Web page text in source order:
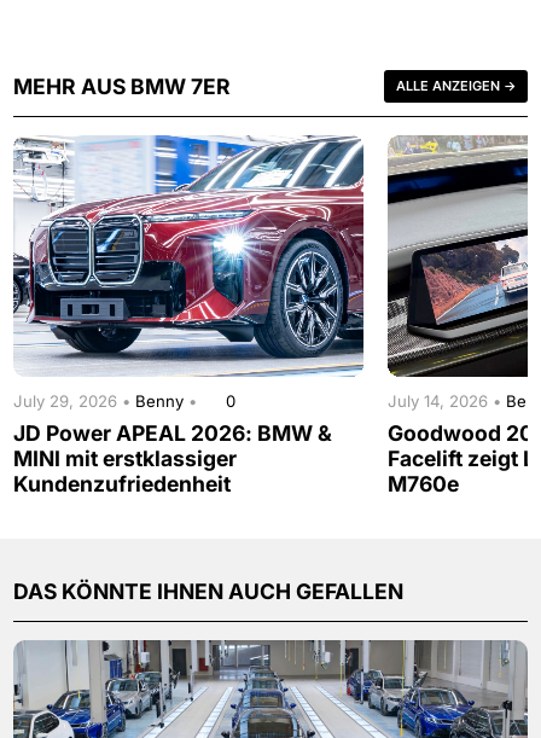
MEHR AUS BMW 7ER ALLE ANZEIGEN →
July 29, 2026 • Benny • 0
JD Power APEAL 2026: BMW &
MINI mit erstklassiger
Kundenzufriedenheit
July 14, 2026 •
Goodwood
Facelift zeigt
M760e
DAS KÖNNTE IHNEN AUCH GEFALLEN